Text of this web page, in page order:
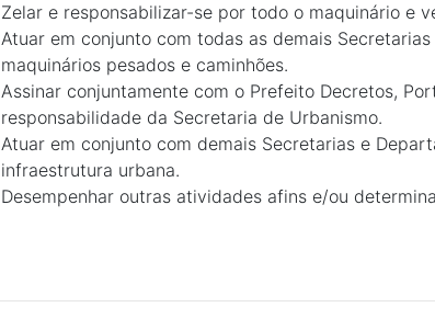
Zelar e responsabilizar-se por todo o maquinário e
Atuar em conjunto com todas as demais
maquinários pesados e caminhões.
Assinar conjuntamente com o Prefeito Decretos,
responsabilidade da Secretaria de Urbanismo.
Atuar em conjunto com demais Secretarias e
infraestrutura urbana.
Desempenhar outras atividades afins e/ou